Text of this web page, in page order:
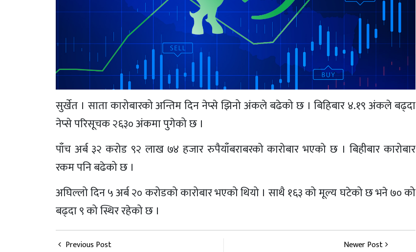
सुर्खेत । साता कारोबारको अन्तिम दिन नेप्से झिनो अंकले बढेको छ । बिहिबार ४.१९ अंकले बढ्दा
नेप्से परिसूचक २६३० अंकमा पुगेको छ ।
पाँच अर्ब ३२ करोड ९२ लाख ७४ हजार रुपैयाँबराबरको कारोबार भएको छ । बिहीबार कारोबार
रकम पनि बढेको छ ।
अघिल्लो दिन ५ अर्ब २० करोडको कारोबार भएको थियो । साथै १६३ को मूल्य घटेको छ भने ७० को
बढ्दा ९ को स्थिर रहेको छ ।
Previous Post
Newer Post